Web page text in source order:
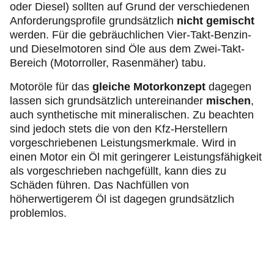
oder Diesel) sollten auf Grund der verschiedenen
Anforderungsprofile grundsätzlich nicht gemischt
werden. Für die gebräuchlichen Vier-Takt-Benzin-
und Dieselmotoren sind Öle aus dem Zwei-Takt-
Bereich (Motorroller, Rasenmäher) tabu.
Motoröle für das gleiche Motorkonzept dagegen
lassen sich grundsätzlich untereinander mischen,
auch synthetische mit mineralischen. Zu beachten
sind jedoch stets die von den Kfz-Herstellern
vorgeschriebenen Leistungsmerkmale. Wird in
einen Motor ein Öl mit geringerer Leistungsfähigkeit
als vorgeschrieben nachgefüllt, kann dies zu
Schäden führen. Das Nachfüllen von
höherwertigerem Öl ist dagegen grundsätzlich
problemlos.